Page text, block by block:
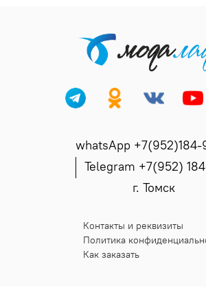
whatsApp +7(952)184-
Telegram +7(952)
г. Томск
Контакты и реквизиты
Политика
Как заказать